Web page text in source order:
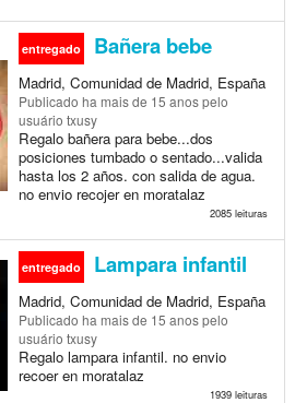
entregado Bañera bebe
Madrid, Comunidad de Madrid, España
Publicado ha mais de 15 anospelo
usuário txusy
Regalo bañera para bebe...dos
posiciones tumbado o sentado...valida
hasta los 2 años. con salida de agua.
no envio recojer en moratalaz
2085 leituras
entregado Lampara infantil
Madrid, Comunidad de Madrid, España
Publicado ha mais de 15 anospelo
usuário txusy
Regalo lampara infantil. no envio
recoer en moratalaz
1939 leituras